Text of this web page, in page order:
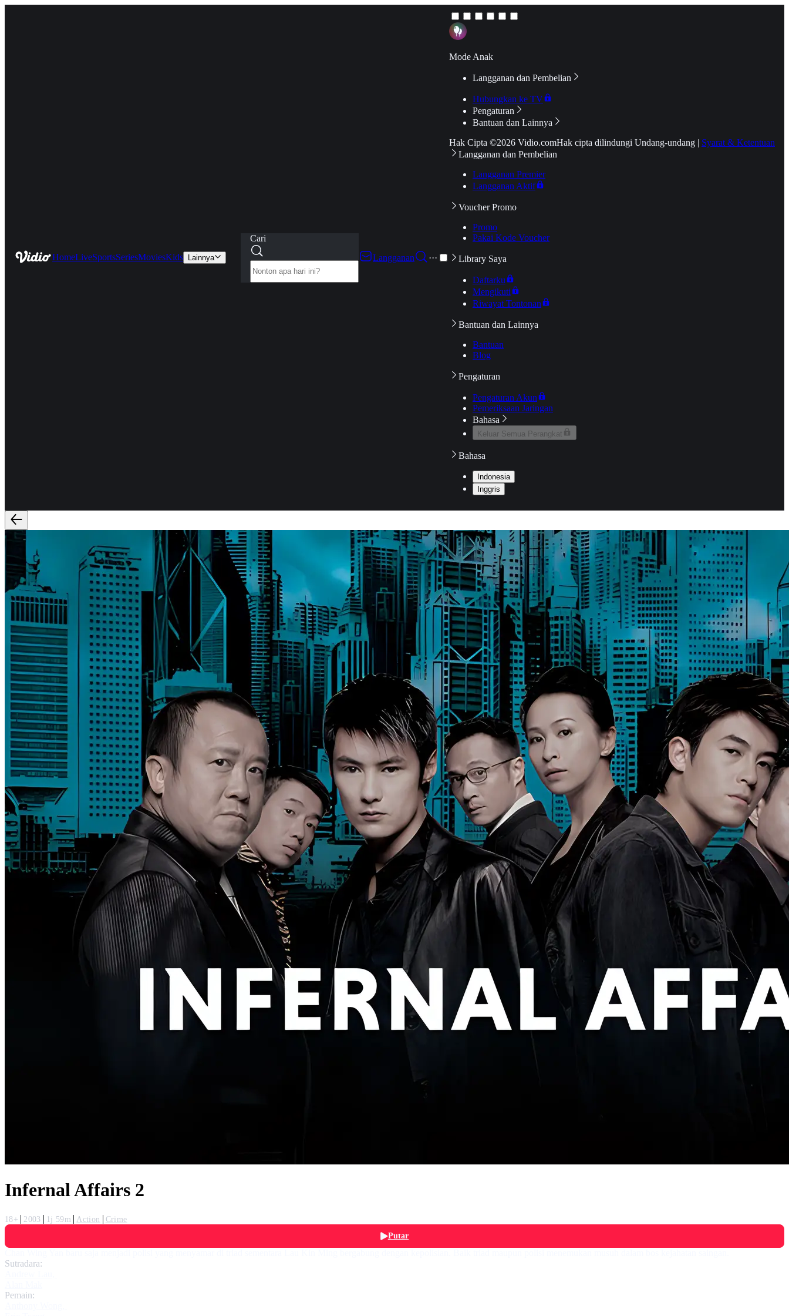
HomeLiveSportsSeriesMoviesKids Lainnya
Cari
Langganan
···
Mode Anak
Langganan dan Pembelian
Hubungkan ke TV
Pengaturan
Bantuan dan Lainnya
Hak Cipta ©2026 Vidio.comHak cipta dilindungi Undang-undang | Syarat & Ketentuan
Langganan dan Pembelian
Langganan Premier
Langganan Aktif
Voucher Promo
Promo
Pakai Kode Voucher
Library Saya
Daftarku
Mengikuti
Riwayat Tontonan
Bantuan dan Lainnya
Bantuan
Blog
Pengaturan
Pengaturan Akun
Pemeriksaan Jaringan
Bahasa
Keluar Semua Perangkat
Bahasa
Indonesia
Inggris
Infernal Affairs 2
18+ 2003 1j 59m Action
Crime
Putar
Sutradara:
Pemain: